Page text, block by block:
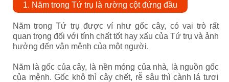
1. Năm trong Tứ trụ là rường cột đứng đầu
Năm trong Tứ trụ được ví như gốc cây, có vai trò rất
quan trọng đối với tính chất tốt hay xấu của Tứ trụ và ảnh
hưởng đến vận mệnh của một người.
Năm là gốc của cây, là nền móng của nhà, là nguồn gốc
của mệnh. Gốc khô thì cây chết, rễ sâu thì cành lá tươi